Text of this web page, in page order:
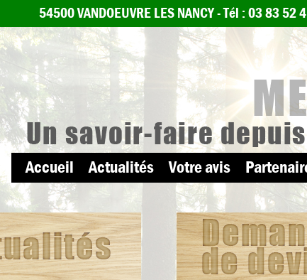
54500 VANDOEUVRE LES NANCY -Tél : 03 83 52
Accueil Actualités Votre avis